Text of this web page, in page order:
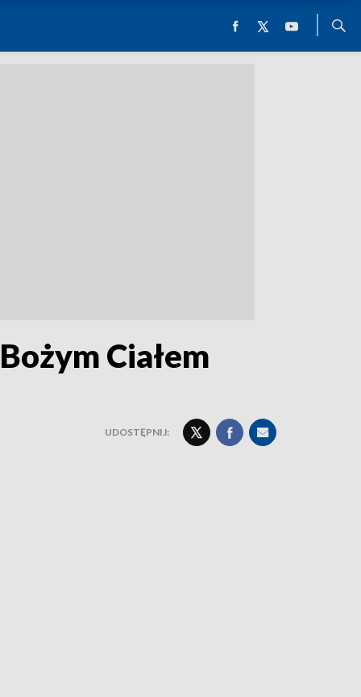
Ciałem
UDOSTĘPNIJ: